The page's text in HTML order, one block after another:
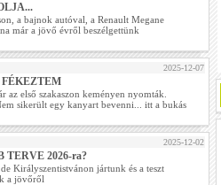
a bajnok autóval, a Renault Megane
már a jövő évről beszélgettünk
2025-12-07
az első szakaszon keményen nyomták.
sikerült egy kanyart bevenni... itt a bukás
2025-12-02
TERVE 2026-ra?
Királyszentistvánon jártunk és a teszt
a jövőről